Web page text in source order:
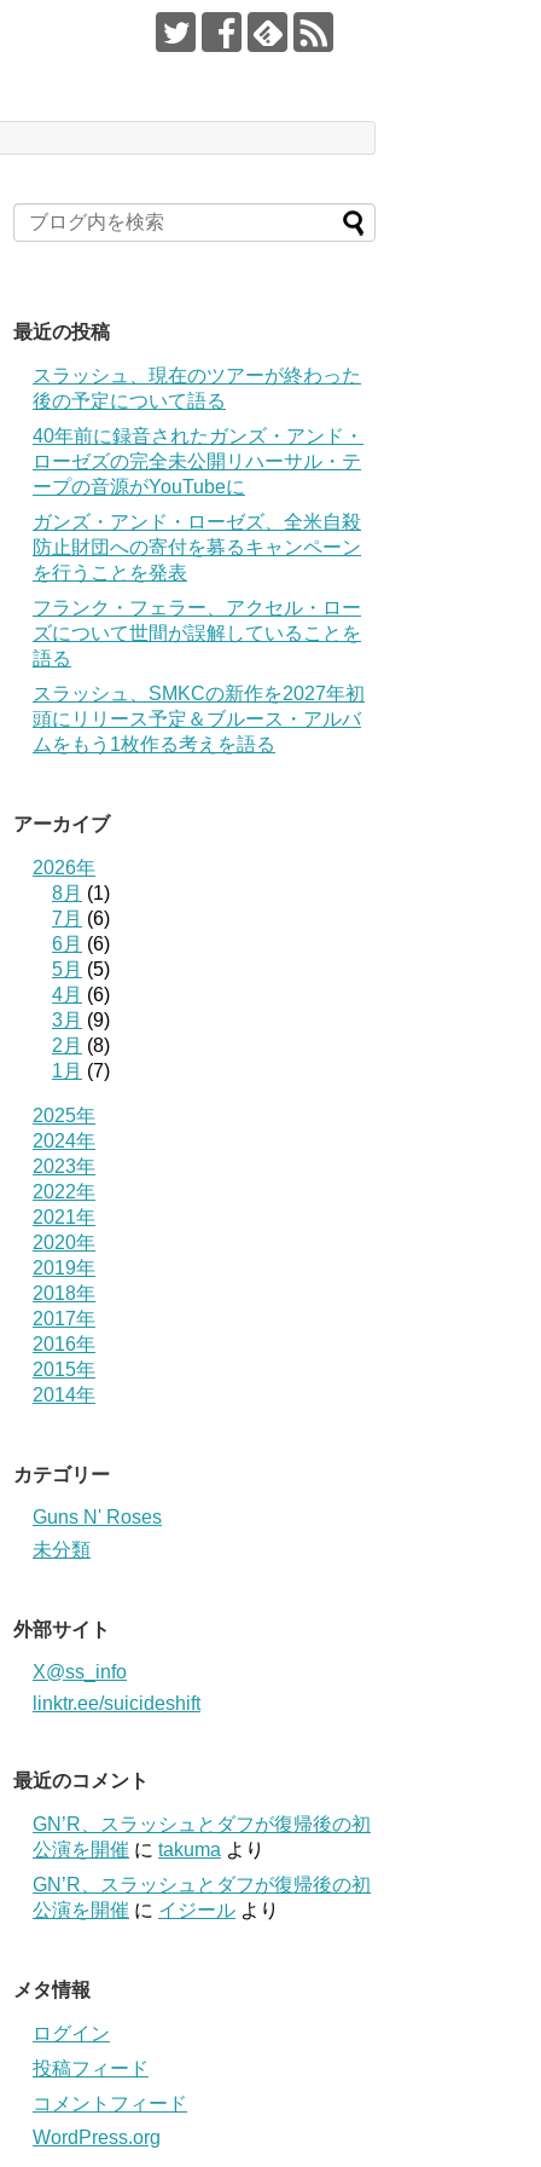
最近の投稿
スラッシュ、現在のツアーが終わった
後の予定について語る
40年前に録音されたガンズ・アンド・
ローゼズの完全未公開リハーサル・テ
ープの音源がYouTubeに
ガンズ・アンド・ローゼズ、全米自殺
防止財団への寄付を募るキャンペーン
を行うことを発表
フランク・フェラー、アクセル・ロー
ズについて世間が誤解していることを
語る
スラッシュ、SMKCの新作を2027年初
頭にリリース予定＆ブルース・アルバ
ムをもう1枚作る考えを語る
アーカイブ
2026年
8月 (1)
7月 (6)
6月 (6)
5月 (5)
4月 (6)
3月 (9)
2月 (8)
1月 (7)
2025年
2024年
2023年
2022年
2021年
2020年
2019年
2018年
2017年
2016年
2015年
2014年
カテゴリー
Guns N' Roses
未分類
外部サイト
X@ss_info
linktr.ee/suicideshift
最近のコメント
GN’R、スラッシュとダフが復帰後の初
公演を開催 に takuma より
GN’R、スラッシュとダフが復帰後の初
公演を開催 に イジール より
メタ情報
ログイン
投稿フィード
コメントフィード
WordPress.org